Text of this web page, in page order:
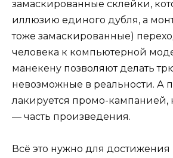
замаскированные склейки,
иллюзию единого дубля, а
тоже замаскированные)
человека к компьютерной
манекену позволяют делать
невозможные в реальности. А
лакируется промо-кампанией,
— часть произведения.
Всё это нужно для